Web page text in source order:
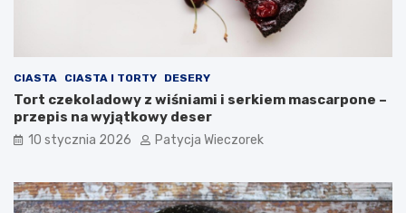
CIASTA CIASTA I TORTY DESERY
Tort czekoladowy z wiśniami i serkiem mascarpone –
przepis na wyjątkowy deser
10 stycznia 2026 Patycja Wieczorek